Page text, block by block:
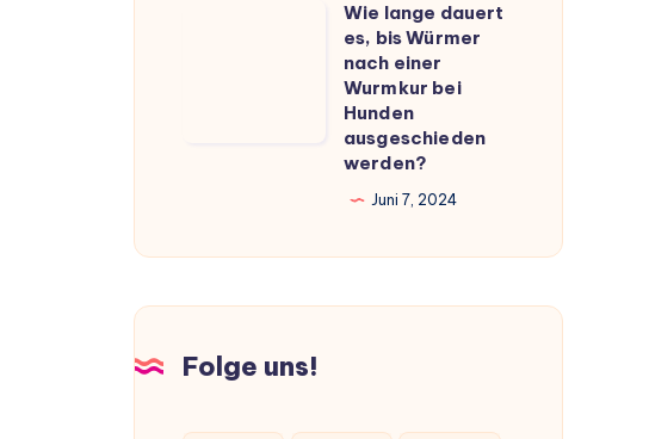
Hunden
ausgeschieden
Wie lange dauert
es, bis Würmer
nach einer
Wurmkur bei
Hunden
ausgeschieden
werden?
Juni 7, 2024
Folge uns!